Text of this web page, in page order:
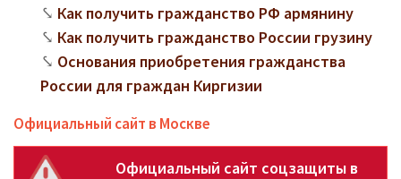
Как получить гражданство РФ армянину
Как получить гражданство России грузину
Основания приобретения гражданства
России для граждан Киргизии
Официальный сайт в Москве
Официальный сайт соцзащиты в